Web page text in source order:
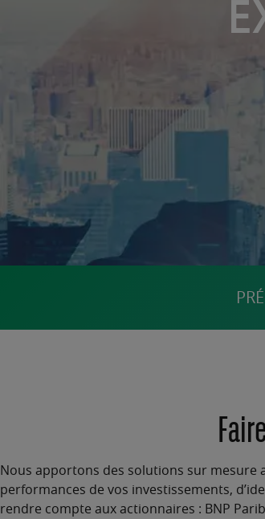
Nous apportons des solutions sur mesure
performances de vos investissements,
rendre compte aux actionnaires : BNP